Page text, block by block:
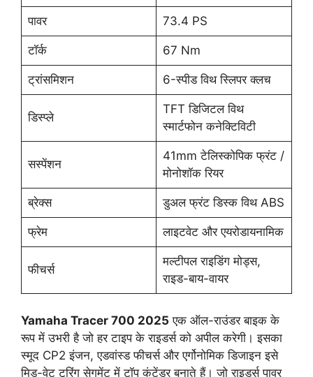
पावर 73.4 PS
टॉर्क 67 Nm
ट्रांसमिशन 6-स्पीड विथ स्लिपर क्लच
डिस्प्ले
TFT डिजिटल विथ
स्मार्टफोन कनेक्टिविटी
सस्पेंशन
41mm टेलिस्कोपिक फ्रंट /
मोनोशॉक रियर
ब्रेक्स डुअल फ्रंट डिस्क विथ ABS
फ्रेम लाइटवेट और एयरोडायनामिक
फीचर्स
मल्टीपल राइडिंग मोड्स,
राइड-बाय-वायर
Yamaha Tracer 700 2025 एक ऑल-राउंडर बाइक के
रूप में उभरी है जो हर टाइप के राइडर्स को अपील करेगी। इसका
स्मूद CP2 इंजन, एडवांस्ड फीचर्स और एर्गोनोमिक डिजाइन इसे
मिड-वेट टूरिंग सेगमेंट में टॉप कंटेंडर बनाते हैं। जो राइडर्स पावर